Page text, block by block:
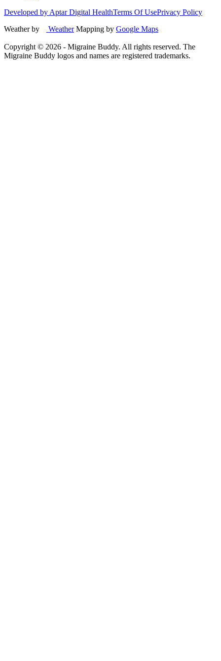
Developed by Aptar Digital HealthTerms Of UsePrivacy Policy
Weather by
WeatherMapping by Google Maps
Copyright © 2026 - Migraine Buddy. All rights reserved. The
Migraine Buddy logos and names are registered trademarks.